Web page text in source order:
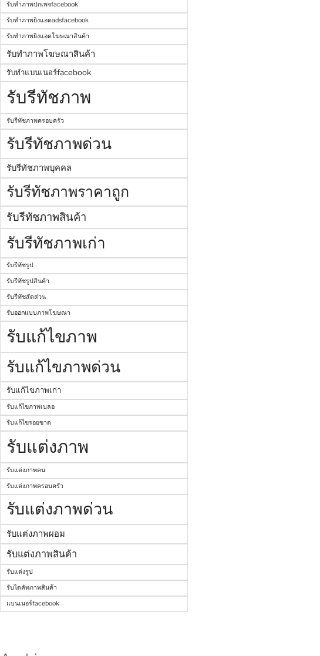
รับทำภาพปกเพจfacebook
รับทำภาพยิงแอดadsfacebook
รับทำภาพยิงแอดโฆษณาสินค้า
รับทำภาพโฆษณาสินค้า
รับทำแบนเนอร์facebook
รับรีทัชภาพ
รับรีทัชภาพครอบครัว
รับรีทัชภาพด่วน
รับรีทัชภาพบุคคล
รับรีทัชภาพราคาถูก
รับรีทัชภาพสินค้า
รับรีทัชภาพเก่า
รับรีทัชรูป
รับรีทัชรูปสินค้า
รับรีทัชสัดส่วน
รับออกแบบภาพโฆษณา
รับแก้ไขภาพ
รับแก้ไขภาพด่วน
รับแก้ไขภาพเก่า
รับแก้ไขภาพเบลอ
รับแก้ไขรอยขาด
รับแต่งภาพ
รับแต่งภาพคน
รับแต่งภาพครอบครัว
รับแต่งภาพด่วน
รับแต่งภาพผอม
รับแต่งภาพสินค้า
รับแต่งรูป
รับไดคัทภาพสินค้า
แบนเนอร์facebook